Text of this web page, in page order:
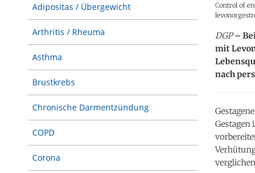
Adipositas / Übergewicht
Arthritis / Rheuma
Asthma
Brustkrebs
Chronische Darmentzündung
COPD
Corona
Control of
DGP–
mit
nach
Gestagen